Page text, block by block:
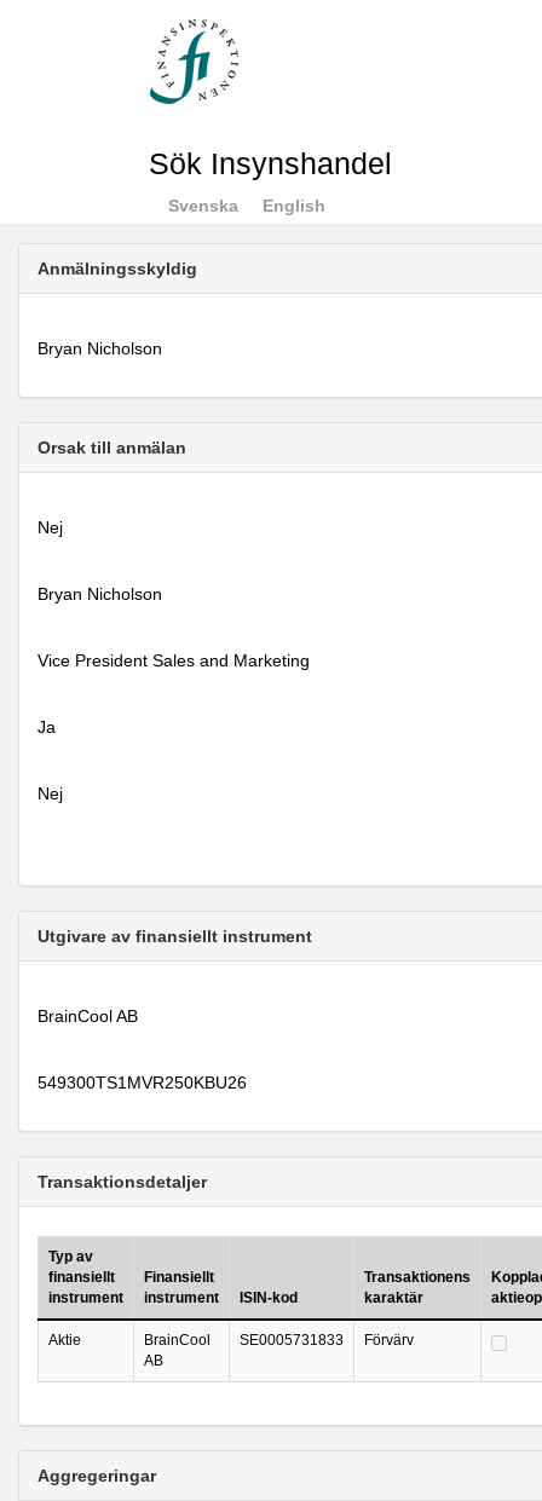
Sök Insynshandel
Svenska English
Anmälningsskyldig
Bryan Nicholson
Orsak till anmälan
Nej
Bryan Nicholson
Vice President Sales and Marketing
Ja
Nej
Utgivare av finansiellt instrument
BrainCool AB
549300TS1MVR250KBU26
Transaktionsdetaljer
Typ av
finansiellt
instrument
Finansiellt
instrument
ISIN-kod
Transaktionens
karaktär
Aktie
BrainCool
AB
SE0005731833 Förvärv
Aggregeringar